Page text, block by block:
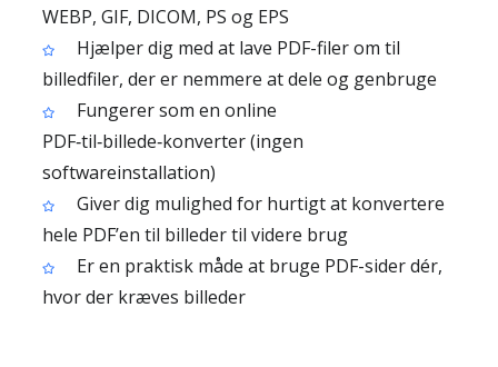
WEBP, GIF, DICOM, PS og EPS
Hjælper dig med at lave PDF-filer om til
billedfiler, der er nemmere at dele og genbruge
Fungerer som en online
PDF‑til‑billede‑konverter (ingen
softwareinstallation)
Giver dig mulighed for hurtigt at konvertere
hele PDF’en til billeder til videre brug
Er en praktisk måde at bruge PDF-sider dér,
hvor der kræves billeder